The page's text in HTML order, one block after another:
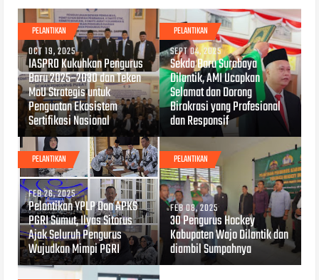
PELANTIKAN
OCT 19, 2025
IASPRO Kukuhkan Pengurus
Baru 2025–2030 dan Teken
MoU Strategis untuk
Penguatan Ekosistem
Sertifikasi Nasional
PELANTIKAN
SEPT 04, 2025
Sekda Baru Surabaya
Dilantik, AMI Ucapkan
Selamat dan Dorong
Birokrasi yang Profesional
dan Responsif
PELANTIKAN
FEB 26, 2025
Pelantikan YPLP Dan APKS
PGRI Sumut, Ilyas Sitorus
Ajak Seluruh Pengurus
Wujudkan Mimpi PGRI
PELANTIKAN
FEB 08, 2025
30 Pengurus Hockey
Kabupaten Wajo Dilantik dan
diambil Sumpahnya